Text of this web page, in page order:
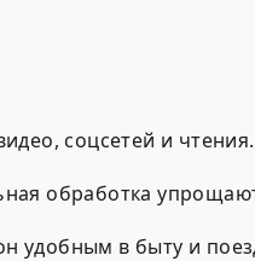
соцсетей и чтения.
обработка
удобным в быту и